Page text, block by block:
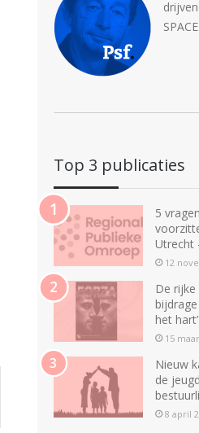
SPACE.
Top 3 publicaties
5
Utrecht
12
De
bijdrage
het hart’
15
Nieuw
de
8 april